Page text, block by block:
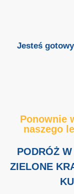
Jesteś
Ponownie
naszego
PODRÓŻ
ZIELONE